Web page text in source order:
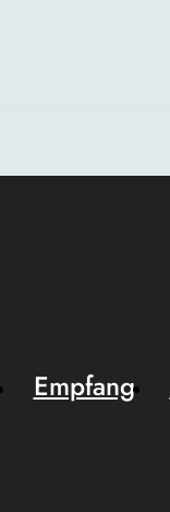
Empfang